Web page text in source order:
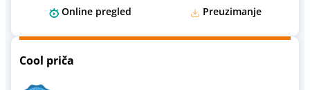
Online pregled Preuzimanje
Cool priča